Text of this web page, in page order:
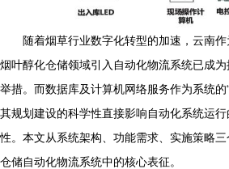
随着烟草行业数字化转型的加速，云南
烟叶醇化仓储领域引入自动化物流系统已成
举措。而数据库及计算机网络服务作为系统的“
其规划建设的科学性直接影响自动化系统运
性。本文从系统架构、功能需求、实施策略
仓储自动化物流系统中的核心表征。